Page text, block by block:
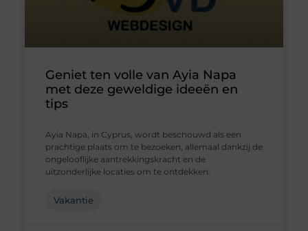
Geniet ten volle van Ayia Napa
met deze geweldige ideeën en
tips
Ayia Napa, in Cyprus, wordt beschouwd als een
prachtige plaats om te bezoeken, allemaal dankzij de
ongelooflijke aantrekkingskracht en de
uitzonderlijke locaties om te ontdekken.
Vakantie